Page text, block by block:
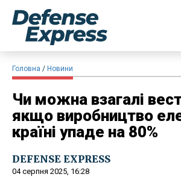
Головна Новини
Чи можна взагалі
якщо виробництво
країні упаде на 80%
DEFENSE EXPRESS
04 серпня 2025, 16:28